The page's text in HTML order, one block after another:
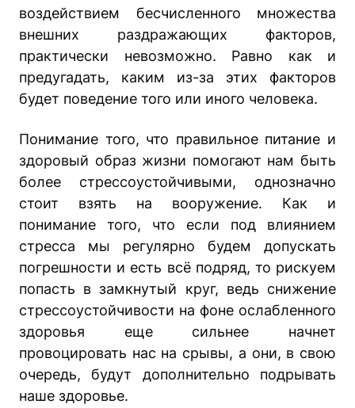
воздействием бесчисленного множества
внешних раздражающих факторов,
практически невозможно. Равно как и
предугадать, каким из-за этих факторов
будет поведение того или иного человека.
Понимание того, что правильное питание и
здоровый образ жизни помогают нам быть
более стрессоустойчивыми, однозначно
стоит взять на вооружение. Как и
понимание того, что если под влиянием
стресса мы регулярно будем допускать
погрешности и есть всё подряд, то рискуем
попасть в замкнутый круг, ведь снижение
стрессоустойчивости на фоне ослабленного
здоровья еще сильнее начнет
провоцировать нас на срывы, а они, в свою
очередь, будут дополнительно подрывать
наше здоровье.